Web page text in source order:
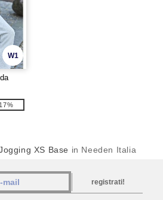
W1
XS Base in Needen Italia
registrati!